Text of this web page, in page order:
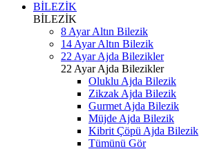
BİLEZİK
BİLEZİK
8 Ayar Altın Bilezik
14 Ayar Altın Bilezik
22 Ayar Ajda Bilezikler
22 Ayar Ajda Bilezikler
Oluklu Ajda Bilezik
Zikzak Ajda Bilezik
Gurmet Ajda Bilezik
Müjde Ajda Bilezik
Kibrit Çöpü Ajda Bilezik
Tümünü Gör